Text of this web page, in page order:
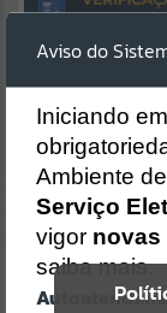
Resultados
Portais
NOTÍCIAS
Aviso do
Iniciando em
Ambiente
Serviço
vigor novas
saiba mais.
Erro
Ocorreu um erro
Uncaught
https://
Verificar Mais